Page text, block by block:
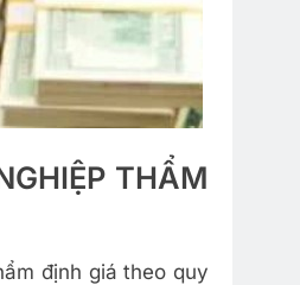
THẨM
định giá theo quy